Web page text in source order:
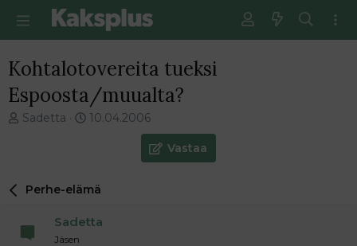
Kohtalotovereita tueksi
Espoosta/muualta?
V
e
t
Sadetta
E
m
i
10.04.2006
Vastaa
Perhe-elämä
Sadetta
Jäsen